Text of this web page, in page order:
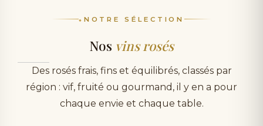
NOTRE SÉLECTION
Nos vins rosés
Des rosés frais, fins et équilibrés, classés par
région : vif, fruité ou gourmand, il y en a pour
chaque envie et chaque table.